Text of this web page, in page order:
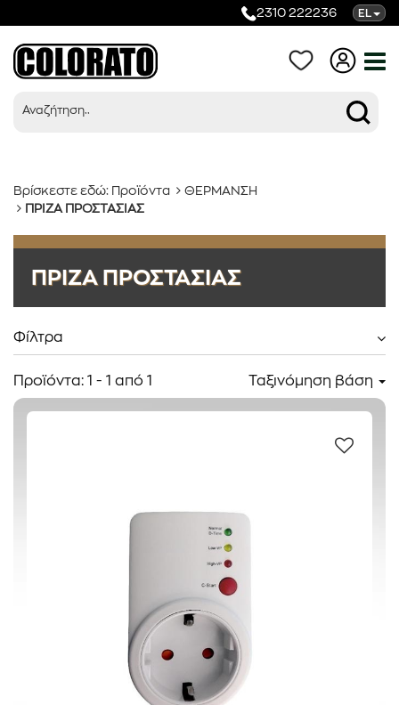
2310 222236 EL
Κατηγορίες
Βρίσκεστε εδώ: Προϊόντα
ΘΕΡΜΑΝΣΗ
ΠΡΙΖΑ ΠΡΟΣΤΑΣΙΑΣ
ΠΡΙΖΑ ΠΡΟΣΤΑΣΙΑΣ
Φίλτρα
220-240 V / 50 Hz
Προϊόντα: 1 - 1 από 1 Ταξινόμηση βάση